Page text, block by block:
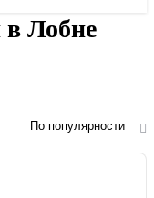
в Лобне
По популярности